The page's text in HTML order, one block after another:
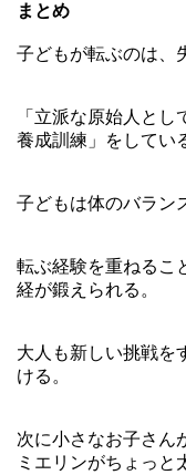
まとめ
子どもが転ぶのは、
「立派な原始人と
養成訓練」をしてい
子どもは体のバラン
転ぶ経験を重ねるこ
経が鍛えられる。
大人も新しい挑戦を
ける。
次に小さなお子さん
ミエリンがちょっと